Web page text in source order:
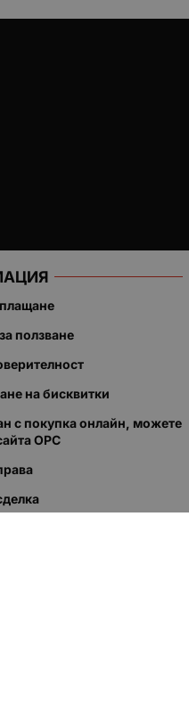
ползване
на бисквитки
с покупка онлайн, можете
ОРС